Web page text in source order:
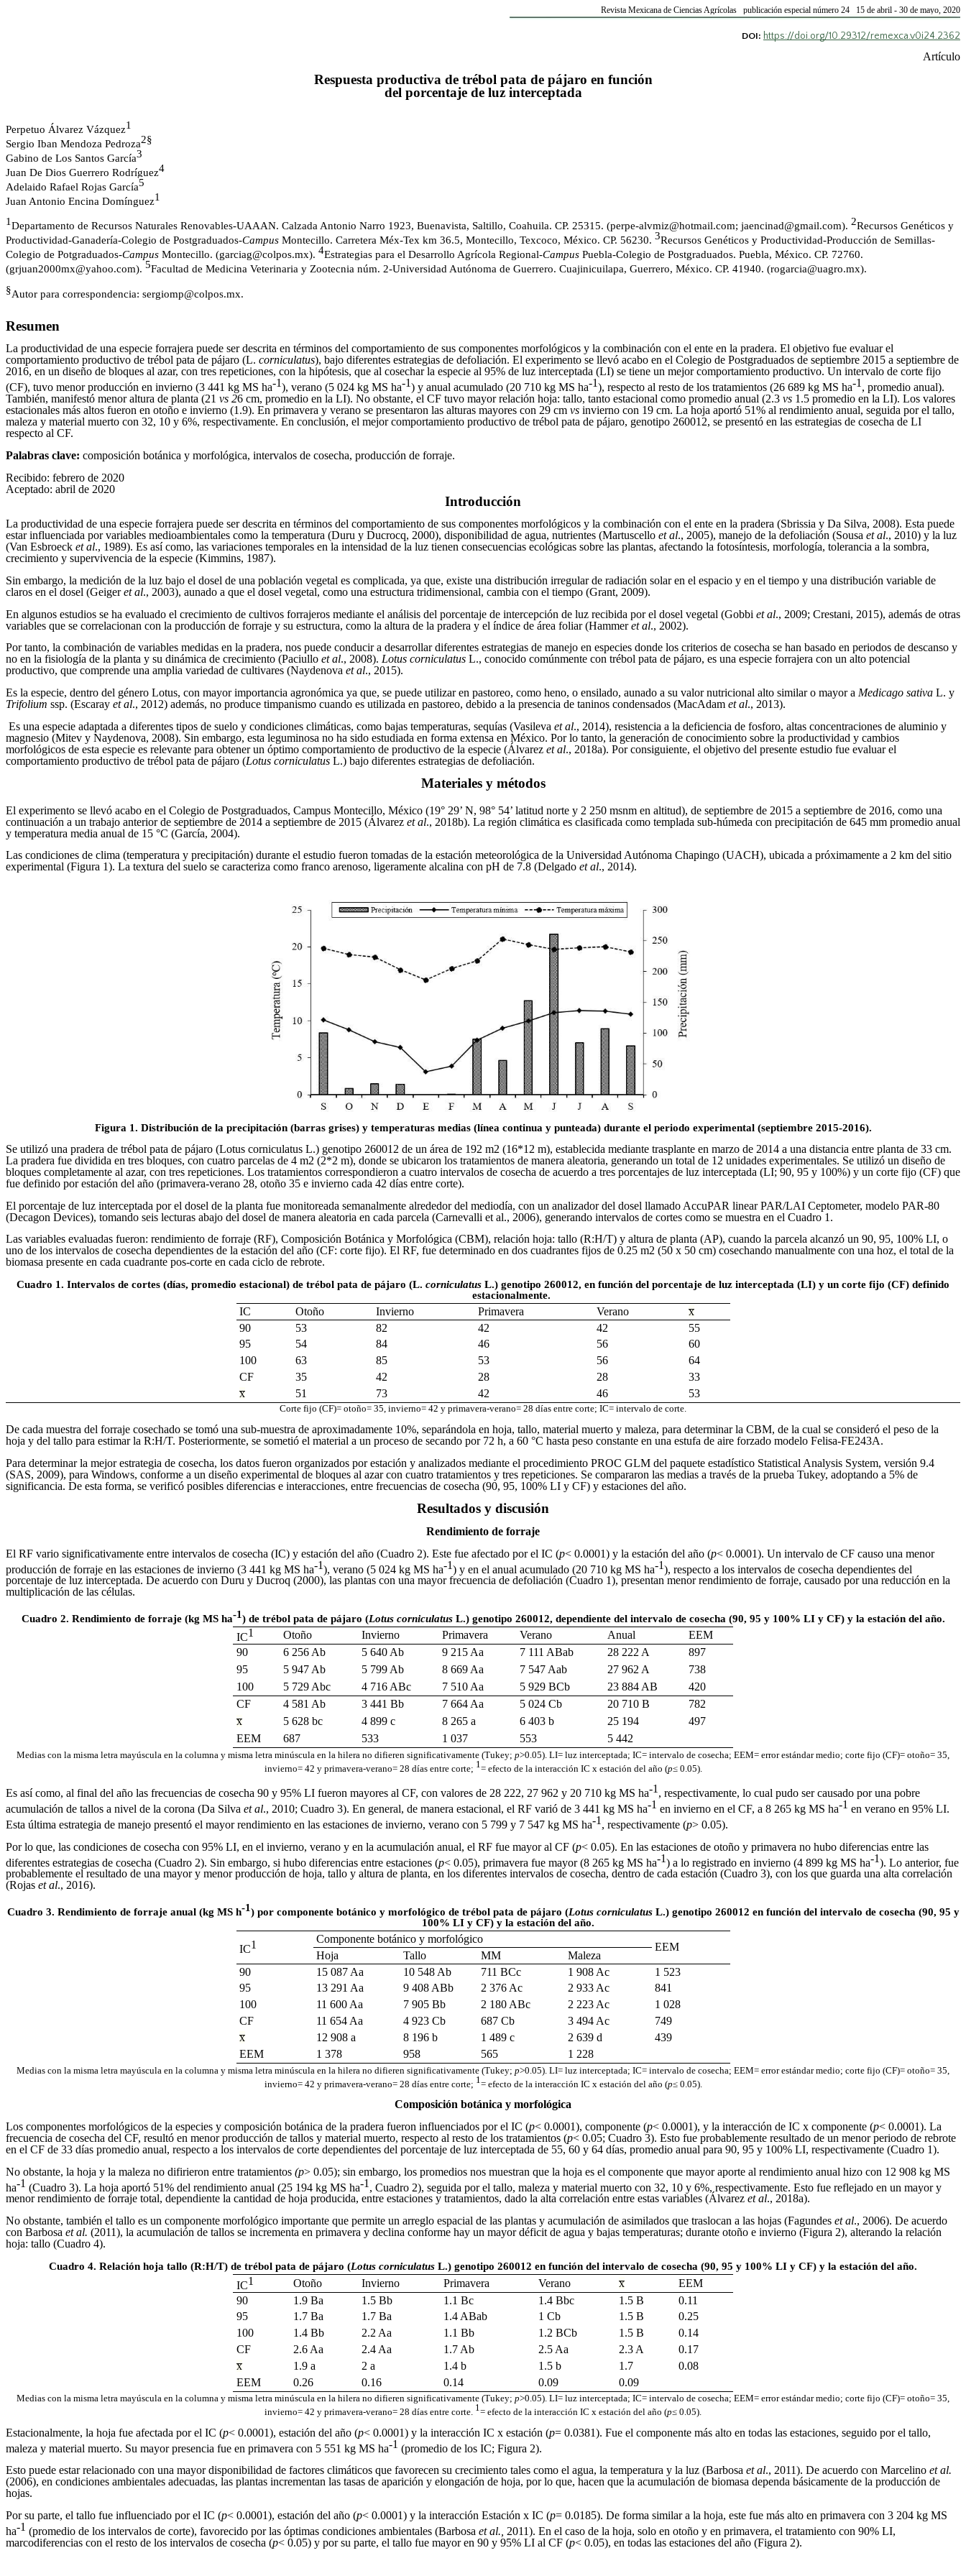
Revista Mexicana de Ciencias Agrícolas publicación especial número 24 15 de abril - 30 de mayo, 2020
DOI: https://doi.org/10.29312/remexca.v0i24.2362
Artículo
Respuesta productiva de trébol pata de pájaro en función
del porcentaje de luz interceptada
Perpetuo Álvarez Vázquez1
Sergio Iban Mendoza Pedroza2§
Gabino de Los Santos García3
Juan De Dios Guerrero Rodríguez4
Adelaido Rafael Rojas García5
Juan Antonio Encina Domínguez1
1Departamento de Recursos Naturales Renovables-UAAAN. Calzada Antonio Narro 1923, Buenavista, Saltillo, Coahuila. CP. 25315. (perpe-alvmiz@hotmail.com; jaencinad@gmail.com). 2Recursos Genéticos y
Productividad-Ganadería-Colegio de Postgraduados-Campus Montecillo. Carretera Méx-Tex km 36.5, Montecillo, Texcoco, México. CP. 56230. 3Recursos Genéticos y Productividad-Producción de Semillas-
Colegio de Potgraduados-Campus Montecillo. (garciag@colpos.mx). 4Estrategias para el Desarrollo Agrícola Regional-Campus Puebla-Colegio de Postgraduados. Puebla, México. CP. 72760.
(grjuan2000mx@yahoo.com). 5Facultad de Medicina Veterinaria y Zootecnia núm. 2-Universidad Autónoma de Guerrero. Cuajinicuilapa, Guerrero, México. CP. 41940. (rogarcia@uagro.mx).
§Autor para correspondencia: sergiomp@colpos.mx.
Resumen
La productividad de una especie forrajera puede ser descrita en términos del comportamiento de sus componentes morfológicos y la combinación con el ente en la pradera. El objetivo fue evaluar el
comportamiento productivo de trébol pata de pájaro (L. corniculatus), bajo diferentes estrategias de defoliación. El experimento se llevó acabo en el Colegio de Postgraduados de septiembre 2015 a septiembre de
2016, en un diseño de bloques al azar, con tres repeticiones, con la hipótesis, que al cosechar la especie al 95% de luz interceptada (LI) se tiene un mejor comportamiento productivo. Un intervalo de corte fijo
(CF), tuvo menor producción en invierno (3 441 kg MS ha-1), verano (5 024 kg MS ha-1) y anual acumulado (20 710 kg MS ha-1), respecto al resto de los tratamientos (26 689 kg MS ha-1 , promedio anual).
También, manifestó menor altura de planta (21 vs 26 cm, promedio en la LI). No obstante, el CF tuvo mayor relación hoja: tallo, tanto estacional como promedio anual (2.3 vs 1.5 promedio en la LI). Los valores
estacionales más altos fueron en otoño e invierno (1.9). En primavera y verano se presentaron las alturas mayores con 29 cm vs invierno con 19 cm. La hoja aportó 51% al rendimiento anual, seguida por el tallo,
maleza y material muerto con 32, 10 y 6%, respectivamente. En conclusión, el mejor comportamiento productivo de trébol pata de pájaro, genotipo 260012, se presentó en las estrategias de cosecha de LI
respecto al CF.
Palabras clave: composición botánica y morfológica, intervalos de cosecha, producción de forraje.
Recibido: febrero de 2020
Aceptado: abril de 2020
Introducción
La productividad de una especie forrajera puede ser descrita en términos del comportamiento de sus componentes morfológicos y la combinación con el ente en la pradera (Sbrissia y Da Silva, 2008). Esta puede
estar influenciada por variables medioambientales como la temperatura (Duru y Ducrocq, 2000), disponibilidad de agua, nutrientes (Martuscello et al., 2005), manejo de la defoliación (Sousa et al., 2010) y la luz
(Van Esbroeck et al., 1989). Es así como, las variaciones temporales en la intensidad de la luz tienen consecuencias ecológicas sobre las plantas, afectando la fotosíntesis, morfología, tolerancia a la sombra,
crecimiento y supervivencia de la especie (Kimmins, 1987).
Sin embargo, la medición de la luz bajo el dosel de una población vegetal es complicada, ya que, existe una distribución irregular de radiación solar en el espacio y en el tiempo y una distribución variable de
claros en el dosel (Geigeret al., 2003), aunado a que el dosel vegetal, como una estructura tridimensional, cambia con el tiempo (Grant, 2009).
En algunos estudios se ha evaluado el crecimiento de cultivos forrajeros mediante el análisis del porcentaje de intercepción de luz recibida por el dosel vegetal (Gobbi et al., 2009; Crestani, 2015), además de otras
variables que se correlacionan con la producción de forraje y su estructura, como la altura de la pradera y el índice de área foliar (Hammeret al., 2002).
Por tanto, la combinación de variables medidas en la pradera, nos puede conducir a desarrollar diferentes estrategias de manejo en especies donde los criterios de cosecha se han basado en periodos de descanso y
no en la fisiología de la planta y su dinámica de crecimiento (Paciullo et al., 2008). Lotus corniculatus L., conocido comúnmente con trébol pata de pájaro, es una especie forrajera con un alto potencial
productivo, que comprende una amplia variedad de cultivares (Naydenova et al., 2015).
Es la especie, dentro del género Lotus, con mayor importancia agronómica ya que, se puede utilizar en pastoreo, como heno, o ensilado, aunado a su valor nutricional alto similar o mayor a Medicago sativa L. y
Trifolium ssp. (Escaray et al., 2012) además, no produce timpanismo cuando es utilizada en pastoreo, debido a la presencia de taninos condensados (MacAdam et al., 2013).
Es una especie adaptada a diferentes tipos de suelo y condiciones climáticas, como bajas temperaturas, sequías (Vasileva et al., 2014), resistencia a la deficiencia de fosforo, altas concentraciones de aluminio y
magnesio (Mitev y Naydenova, 2008). Sin embargo, esta leguminosa no ha sido estudiada en forma extensa en México. Por lo tanto, la generación de conocimiento sobre la productividad y cambios
morfológicos de esta especie es relevante para obtener un óptimo comportamiento de productivo de la especie (Álvarez et al., 2018a). Por consiguiente, el objetivo del presente estudio fue evaluar el
comportamiento productivo de trébol pata de pájaro (Lotus corniculatus L.) bajo diferentes estrategias de defoliación.
Materiales y métodos
El experimento se llevó acabo en el Colegio de Postgraduados, Campus Montecillo, México (19° 29’ N, 98° 54’ latitud norte y 2 250 msnm en altitud), de septiembre de 2015 a septiembre de 2016, como una
continuación a un trabajo anterior de septiembre de 2014 a septiembre de 2015 (Álvarez et al., 2018b). La región climática es clasificada como templada sub-húmeda con precipitación de 645 mm promedio anual
y temperatura media anual de 15 °C (García, 2004).
Las condiciones de clima (temperatura y precipitación) durante el estudio fueron tomadas de la estación meteorológica de la Universidad Autónoma Chapingo (UACH), ubicada a próximamente a 2 km del sitio
experimental (Figura 1). La textura del suelo se caracteriza como franco arenoso, ligeramente alcalina con pH de 7.8 (Delgado et al., 2014).
Figura 1. Distribución de la precipitación (barras grises) y temperaturas medias (línea continua y punteada) durante el periodo experimental (septiembre 2015-2016).
Se utilizó una pradera de trébol pata de pájaro (Lotus corniculatus L.) genotipo 260012 de un área de 192 m2 (16*12 m), establecida mediante trasplante en marzo de 2014 a una distancia entre planta de 33 cm.
La pradera fue dividida en tres bloques, con cuatro parcelas de 4 m2 (2*2 m), donde se ubicaron los tratamientos de manera aleatoria, generando un total de 12 unidades experimentales. Se utilizó un diseño de
bloques completamente al azar, con tres repeticiones. Los tratamientos correspondieron a cuatro intervalos de cosecha de acuerdo a tres porcentajes de luz interceptada (LI; 90, 95 y 100%) y un corte fijo (CF) que
fue definido por estación del año (primavera-verano 28, otoño 35 e invierno cada 42 días entre corte).
El porcentaje de luz interceptada por el dosel de la planta fue monitoreada semanalmente alrededor del mediodía, con un analizador del dosel llamado AccuPAR linear PAR/LAI Ceptometer, modelo PAR-80
(Decagon Devices), tomando seis lecturas abajo del dosel de manera aleatoria en cada parcela (Carnevalli et al., 2006), generando intervalos de cortes como se muestra en el Cuadro 1.
Las variables evaluadas fueron: rendimiento de forraje (RF), Composición Botánica y Morfológica (CBM), relación hoja: tallo (R:H/T) y altura de planta (AP), cuando la parcela alcanzó un 90, 95, 100% LI, o
uno de los intervalos de cosecha dependientes de la estación del año (CF: corte fijo). El RF, fue determinado en dos cuadrantes fijos de 0.25 m2 (50 x 50 cm) cosechando manualmente con una hoz, el total de la
biomasa presente en cada cuadrante pos-corte en cada ciclo de rebrote.
Cuadro 1. Intervalos de cortes (días, promedio estacional) de trébol pata de pájaro (L. corniculatus L.) genotipo 260012, en función del porcentaje de luz interceptada (LI) y un corte fijo (CF) definido
estacionalmente.
IC
Otoño Invierno Primavera Verano
x̅
90
53 82 42 42
55
95
54 84 46 56
60
100
63 85 53 56
64
CF
35 42 28 28
33
x̅
51 73 42 46 53
Corte fijo (CF)= otoño= 35, invierno= 42 y primavera-verano= 28 días entre corte; IC= intervalo de corte.
De cada muestra del forraje cosechado se tomó una sub-muestra de aproximadamente 10%, separándola en hoja, tallo, material muerto y maleza, para determinar la CBM, de la cual se consideró el peso de la
hoja y del tallo para estimar la R:H/T. Posteriormente, se sometió el material a un proceso de secando por 72 h, a 60 °C hasta peso constante en una estufa de aire forzado modelo Felisa-FE243A.
Para determinar la mejor estrategia de cosecha, los datos fueron organizados por estación y analizados mediante el procedimiento PROC GLM del paquete estadístico Statistical Analysis System, versión 9.4
(SAS, 2009), para Windows, conforme a un diseño experimental de bloques al azar con cuatro tratamientos y tres repeticiones. Se compararon las medias a través de la prueba Tukey, adoptando a 5% de
significancia. De esta forma, se verificó posibles diferencias e interacciones, entre frecuencias de cosecha (90, 95, 100% LI y CF) y estaciones del año.
Resultados y discusión
Rendimiento de forraje
El RF vario significativamente entre intervalos de cosecha (IC) y estación del año (Cuadro 2). Este fue afectado por el IC (p< 0.0001) y la estación del año (p< 0.0001). Un intervalo de CF causo una menor
producción de forraje en las estaciones de invierno (3 441 kg MS ha-1), verano (5 024 kg MS ha-1) y en el anual acumulado (20 710 kg MS ha-1), respecto a los intervalos de cosecha dependientes del
porcentaje de luz interceptada. De acuerdo con Duru y Ducroq (2000), las plantas con una mayor frecuencia de defoliación (Cuadro 1), presentan menor rendimiento de forraje, causado por una reducción en la
multiplicación de las células.
Cuadro 2. Rendimiento de forraje (kg MS ha-1) de trébol pata de pájaro (Lotus corniculatus L.) genotipo 260012, dependiente del intervalo de cosecha (90, 95 y 100% LI y CF) y la estación del año.
IC1 Otoño Invierno Primavera Verano Anual
EEM
90
6 256 Ab 5 640 Ab 9 215 Aa 7 111 ABab 28 222 A
897
95
5 947 Ab 5 799 Ab 8 669 Aa 7 547 Aab 27 962 A
738
100
5 729 Abc 4 716 ABc 7 510 Aa 5 929 BCb 23 884 AB
420
CF
4 581 Ab 3 441 Bb 7 664 Aa 5 024 Cb 20 710 B
782
x̅
5 628 bc 4 899 c 8 265 a 6 403 b 25 194
497
EEM
687 533 1 037 553 5 442
Medias con la misma letra mayúscula en la columna y misma letra minúscula en la hilera no difieren significativamente (Tukey; p>0.05). LI= luz interceptada; IC= intervalo de cosecha; EEM= error estándar medio; corte fijo (CF)= otoño= 35,
invierno= 42 y primavera-verano= 28 días entre corte; 1 = efecto de la interacción IC x estación del año (p≤ 0.05).
Es así como, al final del año las frecuencias de cosecha 90 y 95% LI fueron mayores al CF, con valores de 28 222, 27 962 y 20 710 kg MS ha-1 , respectivamente, lo cual pudo ser causado por una pobre
acumulación de tallos a nivel de la corona (Da Silva et al., 2010; Cuadro 3). En general, de manera estacional, el RF varió de 3 441 kg MS ha-1 en invierno en el CF, a 8 265 kg MS ha-1 en verano en 95% LI.
Esta última estrategia de manejo presentó el mayor rendimiento en las estaciones de invierno, verano con 5 799 y 7 547 kg MS ha-1 , respectivamente (p> 0.05).
Por lo que, las condiciones de cosecha con 95% LI, en el invierno, verano y en la acumulación anual, el RF fue mayor al CF (p< 0.05). En las estaciones de otoño y primavera no hubo diferencias entre las
diferentes estrategias de cosecha (Cuadro 2). Sin embargo, si hubo diferencias entre estaciones (p< 0.05), primavera fue mayor (8 265 kg MS ha-1) a lo registrado en invierno (4 899 kg MS ha-1). Lo anterior, fue
probablemente el resultado de una mayor y menor producción de hoja, tallo y altura de planta, en los diferentes intervalos de cosecha, dentro de cada estación (Cuadro 3), con los que guarda una alta correlación
(Rojas et al., 2016).
Cuadro 3. Rendimiento de forraje anual (kg MS h-1) por componente botánico y morfológico de trébol pata de pájaro (Lotus corniculatus L.) genotipo 260012 en función del intervalo de cosecha (90, 95 y
100% LI y CF) y la estación del año.
IC1 Componente botánico y morfológico
EEM
Hoja Tallo MM
Maleza
90
15 087 Aa 10 548 Ab 711 BCc 1 908 Ac
1 523
95
13 291 Aa 9 408 ABb 2 376 Ac 2 933 Ac
841
100
11 600 Aa 7 905 Bb 2 180 ABc 2 223 Ac
1 028
CF
11 654 Aa 4 923 Cb 687 Cb 3 494 Ac
749
x̅
12 908 a 8 196 b 1 489 c 2 639 d
439
EEM
1 378 958 565 1 228
Medias con la misma letra mayúscula en la columna y misma letra minúscula en la hilera no difieren significativamente (Tukey; p>0.05). LI= luz interceptada; IC= intervalo de cosecha; EEM= error estándar medio; corte fijo (CF)= otoño= 35,
invierno= 42 y primavera-verano= 28 días entre corte; 1 = efecto de la interacción IC x estación del año (p≤ 0.05).
Composición botánica y morfológica
Los componentes morfológicos de la especies y composición botánica de la pradera fueron influenciados por el IC (p< 0.0001), componente (p< 0.0001), y la interacción de IC x componente (p< 0.0001). La
frecuencia de cosecha del CF, resultó en menor producción de tallos y material muerto, respecto al resto de los tratamientos (p< 0.05; Cuadro 3). Esto fue probablemente resultado de un menor periodo de rebrote
en el CF de 33 días promedio anual, respecto a los intervalos de corte dependientes del porcentaje de luz interceptada de 55, 60 y 64 días, promedio anual para 90, 95 y 100% LI, respectivamente (Cuadro 1).
No obstante, la hoja y la maleza no difirieron entre tratamientos (p> 0.05); sin embargo, los promedios nos muestran que la hoja es el componente que mayor aporte al rendimiento anual hizo con 12 908 kg MS
ha-1 (Cuadro 3). La hoja aportó 51% del rendimiento anual (25 194 kg MS ha-1
, Cuadro 2), seguida por el tallo, maleza y material muerto con 32, 10 y 6%, respectivamente. Esto fue reflejado en un mayor y
menor rendimiento de forraje total, dependiente la cantidad de hoja producida, entre estaciones y tratamientos, dado la alta correlación entre estas variables (Álvarez et al., 2018a).
No obstante, también el tallo es un componente morfológico importante que permite un arreglo espacial de las plantas y acumulación de asimilados que traslocan a las hojas (Fagundes et al., 2006). De acuerdo
con Barbosa et al. (2011), la acumulación de tallos se incrementa en primavera y declina conforme hay un mayor déficit de agua y bajas temperaturas; durante otoño e invierno (Figura 2), alterando la relación
hoja: tallo (Cuadro 4).
Cuadro 4. Relación hoja tallo (R:H/T) de trébol pata de pájaro (Lotus corniculatus L.) genotipo 260012 en función del intervalo de cosecha (90, 95 y 100% LI y CF) y la estación del año.
IC1 Otoño Invierno Primavera Verano x̅
EEM
90
1.9 Ba 1.5 Bb 1.1 Bc 1.4 Bbc 1.5 B
0.11
95
1.7 Ba 1.7 Ba 1.4 ABab 1 Cb 1.5 B
0.25
100
1.4 Bb 2.2 Aa 1.1 Bb 1.2 BCb 1.5 B
0.14
CF
2.6 Aa 2.4 Aa 1.7 Ab 2.5 Aa 2.3 A
0.17
x̅
1.9 a 2 a 1.4 b 1.5 b 1.7
0.08
EEM
0.26 0.16 0.14 0.09 0.09
Medias con la misma letra mayúscula en la columna y misma letra minúscula en la hilera no difieren significativamente (Tukey; p>0.05). LI= luz interceptada; IC= intervalo de cosecha; EEM= error estándar medio; corte fijo (CF)= otoño= 35,
invierno= 42 y primavera-verano= 28 días entre corte. 1= efecto de la interacción IC x estación del año (p≤ 0.05).
Estacionalmente, la hoja fue afectada por el IC (p< 0.0001), estación del año (p< 0.0001) y la interacción IC x estación (p= 0.0381). Fue el componente más alto en todas las estaciones, seguido por el tallo,
maleza y material muerto. Su mayor presencia fue en primavera con 5 551 kg MS ha-1 (promedio de los IC; Figura 2).
Esto puede estar relacionado con una mayor disponibilidad de factores climáticos que favorecen su crecimiento tales como el agua, la temperatura y la luz (Barbosa et al., 2011). De acuerdo con Marcelino et al.
(2006), en condiciones ambientales adecuadas, las plantas incrementan las tasas de aparición y elongación de hoja, por lo que, hacen que la acumulación de biomasa dependa básicamente de la producción de
hojas.
Por su parte, el tallo fue influenciado por el IC (p< 0.0001), estación del año (p< 0.0001) y la interacción Estación x IC (p= 0.0185). De forma similar a la hoja, este fue más alto en primavera con 3 204 kg MS
ha-1 (promedio de los intervalos de corte), favorecido por las óptimas condiciones ambientales (Barbosa et al., 2011). En el caso de la hoja, solo en otoño y en primavera, el tratamiento con 90% LI,
marcodiferencias con el resto de los intervalos de cosecha (p< 0.05) y por su parte, el tallo fue mayor en 90 y 95% LI al CF (p< 0.05), en todas las estaciones del año (Figura 2).